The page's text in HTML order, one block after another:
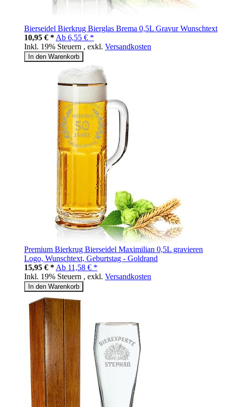
Bierseidel Bierkrug Bierglas Brema 0,5L Gravur Wunschtext
10,95 € * Ab 6,55 € *
Inkl. 19% Steuern , exkl. Versandkosten
In den Warenkorb
Premium Bierkrug Bierseidel Maximilian 0,5L gravieren
Logo, Wunschtext, Geburtstag - Goldrand
15,95 € * Ab 11,58 € *
Inkl. 19% Steuern , exkl. Versandkosten
In den Warenkorb